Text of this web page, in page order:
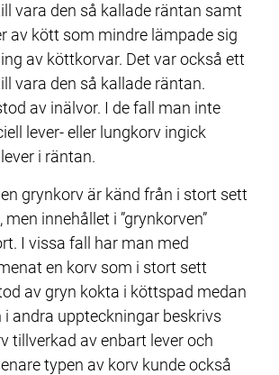
vara den så kallade räntan samt
av kött som mindre lämpade sig
av köttkorvar. Det var också ett
vara den så kallade räntan.
av inälvor. I de fall man inte
lever- eller lungkorv ingick
i räntan.
grynkorv är känd från i stort sett
men innehållet i ”grynkorven”
I vissa fall har man med
en korv som i stort sett
av gryn kokta i köttspad medan
i andra uppteckningar beskrivs
tillverkad av enbart lever och
typen av korv kunde också